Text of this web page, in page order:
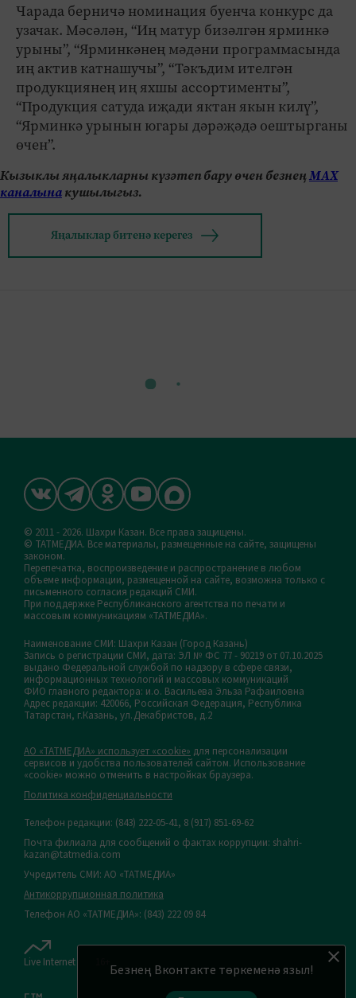
Чарада берничә номинация буенча конкурс да
узачак. Мәсәлән, “Иң матур бизәлгән ярминкә
урыны”, “Ярминкәнең мәдәни программасында
иң актив катнашучы”, “Тәкъдим ителгән
продукциянең иң яхшы ассортименты”,
“Продукция сатуда иҗади яктан якын килү”,
“Ярминкә урынын югары дәрәҗәдә оештырганы
өчен”.
Кызыклы яңалыкларны күзәтеп бару өчен безнеңМАХ
каналынакушылыгыз.
Яңалыклар битенә керегез
Безнең Вконтакте төркеменә языл!
© 2011 - 2026. Шахри Казан. Все права защищены.
© ТАТМЕДИА. Все материалы, размещенные на сайте, защищены
законом.
Перепечатка, воспроизведение и распространение в любом
объеме информации, размещенной на сайте, возможна только с
письменного согласия редакций СМИ.
При поддержке Республиканского агентства по печати и
массовым коммуникациям «ТАТМЕДИА».
Наименование СМИ: Шахри Казан (Город Казань)
Запись о регистрации СМИ, дата: ЭЛ № ФС 77 - 90219 от 07.10.2025
выдано Федеральной службой по надзору в сфере связи,
информационных технологий и массовых коммуникаций
ФИО главного редактора: и.о. Васильева Эльза Рафаиловна
Адрес редакции: 420066, Российская Федерация, Республика
Татарстан, г.Казань, ул.Декабристов, д.2
АО «ТАТМЕДИА» использует «cookie» для персонализации
сервисов и удобства пользователей сайтом. Использование
«cookie» можно отменить в настройках браузера.
Политика конфиденциальности
Телефон редакции: (843) 222-05-41, 8 (917) 851-69-62
Почта филиала для сообщений о фактах коррупции: shahri-
kazan@tatmedia.com
Учредитель СМИ: АО «ТАТМЕДИА»
Антикоррупционная политика
Телефон АО «ТАТМЕДИА»: (843) 222 09 84
Live Internet